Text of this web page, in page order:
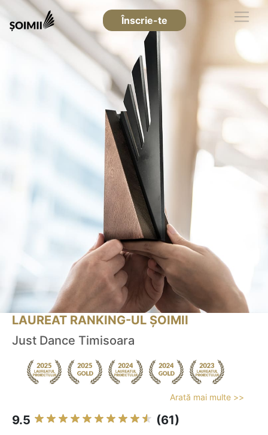
Înscrie-te
LAUREAT RANKING-UL ȘOIMII
Just Dance Timisoara
Arată mai multe >>
9.5 (61)